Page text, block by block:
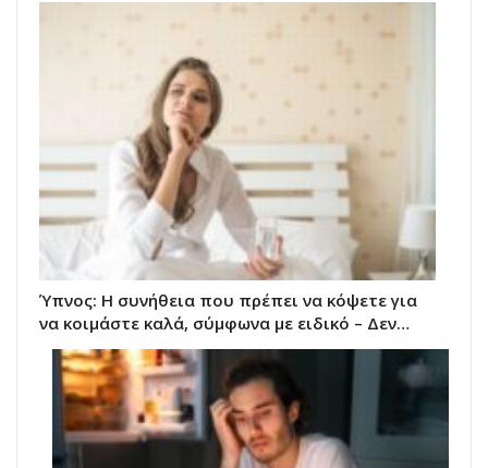
Ύπνος: Η συνήθεια που πρέπει να κόψετε για
να κοιμάστε καλά, σύμφωνα με ειδικό – Δεν…